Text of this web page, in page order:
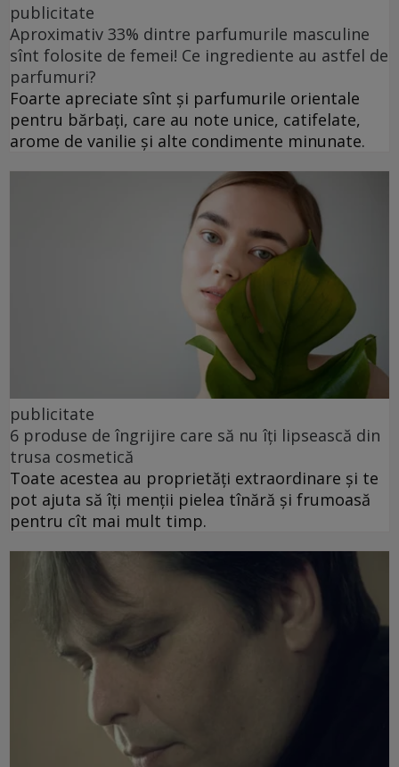
publicitate
Aproximativ 33% dintre parfumurile masculine
sînt folosite de femei! Ce ingrediente au astfel de
parfumuri?
Foarte apreciate sînt și parfumurile orientale
pentru bărbați, care au note unice, catifelate,
arome de vanilie și alte condimente minunate.
publicitate
6 produse de îngrijire care să nu îți lipsească din
trusa cosmetică
Toate acestea au proprietăți extraordinare și te
pot ajuta să îți menții pielea tînără și frumoasă
pentru cît mai mult timp.